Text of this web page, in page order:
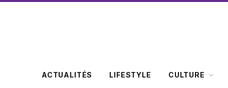
ACTUALITÉS LIFESTYLE CULTURE